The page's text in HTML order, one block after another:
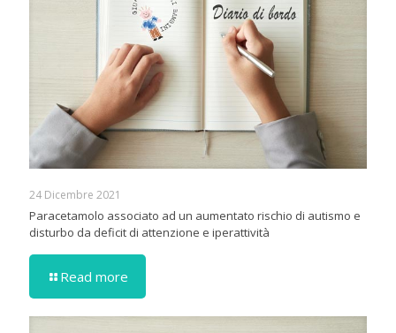
24 Dicembre 2021
Paracetamolo associato ad un aumentato rischio di autismo e
disturbo da deficit di attenzione e iperattività
Read more